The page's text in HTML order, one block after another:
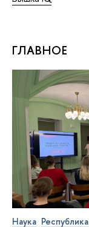
ГЛАВНОЕ
Наука